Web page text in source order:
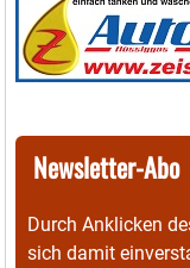
Newsletter-Abo
Durch Anklicken
sich damit